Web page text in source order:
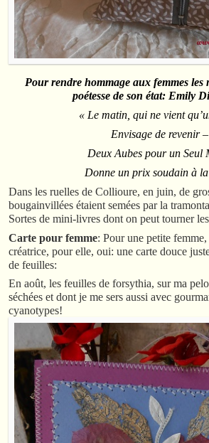
Pour rendre hommage aux femmes les
poétesse de son état: Emily
« Le matin, qui ne vient
Envisage de revenir –
Deux Aubes pour un Seul
Donne un prix soudain à
Dans les ruelles de Collioure, en juin, de
bougainvillées étaient semées par la
Sortes de mini-livres dont on peut tourner
Carte pour femme: Pour une petite
créatrice, pour elle, oui: une carte douce
de feuilles:
En août, les feuilles de forsythia, sur ma
séchées et dont je me sers aussi avec
cyanotypes!